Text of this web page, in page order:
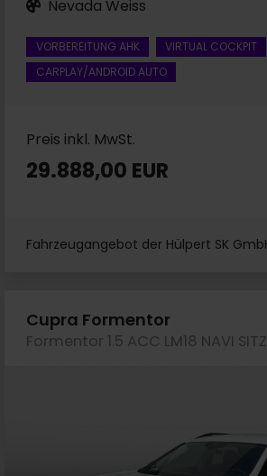
Nevada Weiss
VORBEREITUNG AHK
VIRTUAL COCKPIT
CARPLAY/ANDROID AUTO
Preis inkl. MwSt.
29.888,00 EUR
Fahrzeugangebot der Hülpert SK
merken
Cupra Formentor
Formentor 1.5 ACC LM18 NAVI